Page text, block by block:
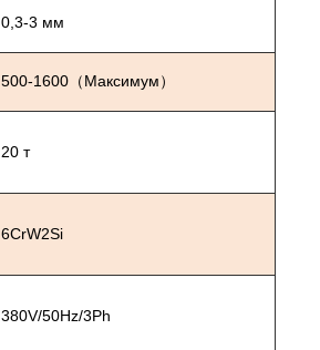
0,3-3 мм
500-1600（Максимум）
20 т
6CrW2Si
380V/50Hz/3Ph